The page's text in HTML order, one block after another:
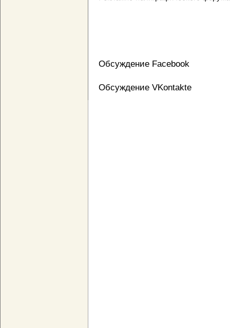
Обсуждение Facebook
Обсуждение VKontakte